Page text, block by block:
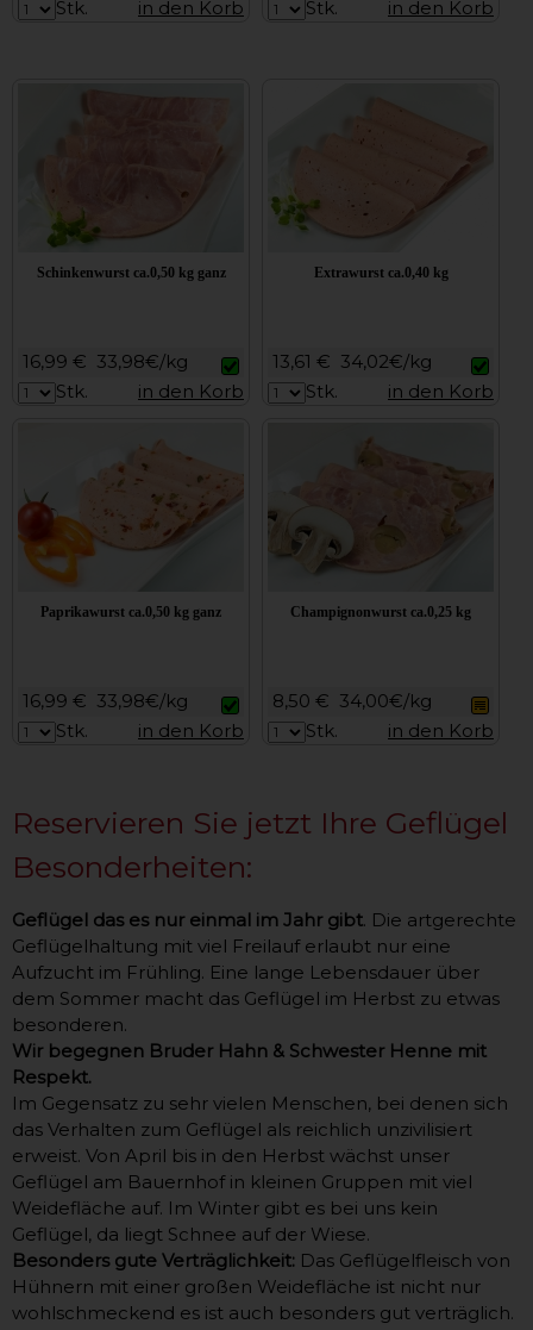
Stk. in den Korb Stk. in den Korb
Schinkenwurst ca.0,50 kg ganz
16,99 € 33,98€/kg
Stk.
in den Korb
Extrawurst ca.0,40 kg
13,61 € 34,02€/kg
Stk.
in den Korb
Paprikawurst ca.0,50 kg ganz
16,99 € 33,98€/kg
Stk.
in den Korb
Champignonwurst ca.0,25 kg
8,50 € 34,00€/kg
Stk.
in den Korb
Reservieren Sie jetzt Ihre Geflügel
Besonderheiten:
Geflügel das es nur einmal im Jahr gibt. Die artgerechte
Geflügelhaltung mit viel Freilauf erlaubt nur eine
Aufzucht im Frühling. Eine lange Lebensdauer über
dem Sommer macht das Geflügel im Herbst zu etwas
besonderen.
Wir begegnen Bruder Hahn & Schwester Henne mit
Respekt.
Im Gegensatz zu sehr vielen Menschen, bei denen sich
das Verhalten zum Geflügel als reichlich unzivilisiert
erweist. Von April bis in den Herbst wächst unser
Geflügel am Bauernhof in kleinen Gruppen mit viel
Weidefläche auf. Im Winter gibt es bei uns kein
Geflügel, da liegt Schnee auf der Wiese.
Besonders gute Verträglichkeit: Das Geflügelfleisch von
Hühnern mit einer großen Weidefläche ist nicht nur
wohlschmeckend es ist auch besonders gut verträglich.